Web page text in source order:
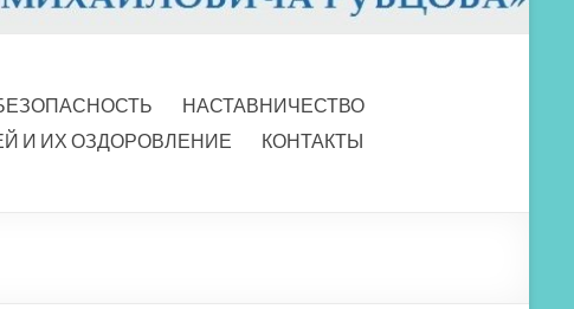
НАСТАВНИЧЕСТВО
И ИХ ОЗДОРОВЛЕНИЕ
КОНТАКТЫ